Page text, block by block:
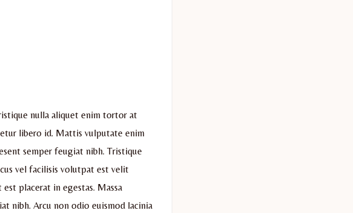
nulla aliquet enim tortor at
libero id. Mattis vulputate enim
semper feugiat nibh. Tristique
vel facilisis volutpat est velit
placerat in egestas. Massa
nibh. Arcu non odio euismod lacinia